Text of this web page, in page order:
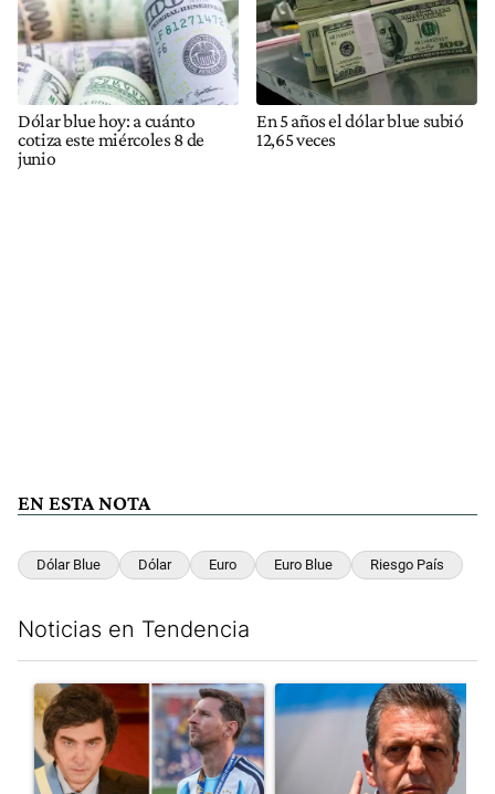
Dólar blue hoy: a cuánto
cotiza este miércoles 8 de
junio
En 5 años el dólar blue subió
12,65 veces
EN ESTA NOTA
Dólar Blue Dólar Euro Euro Blue Riesgo País
Noticias en Tendencia
Un artículo de tendencia con el título "Milei despidió a Jorge
Un artículo de tendencia